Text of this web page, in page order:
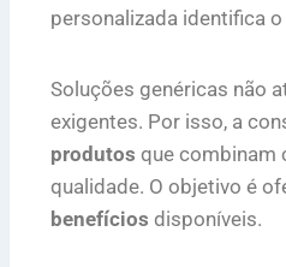
personalizada identifica o
Soluções genéricas não
exigentes. Por isso, a
produtos que combinam
qualidade. O objetivo é
benefícios disponíveis.